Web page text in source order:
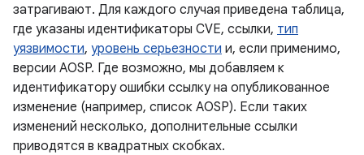
затрагивают. Для каждого случая приведена таблица,
где указаны идентификаторы CVE, ссылки, тип
уязвимости, уровень серьезности и, если применимо,
версии AOSP. Где возможно, мы добавляем к
идентификатору ошибки ссылку на опубликованное
изменение (например, список AOSP). Если таких
изменений несколько, дополнительные ссылки
приводятся в квадратных скобках.